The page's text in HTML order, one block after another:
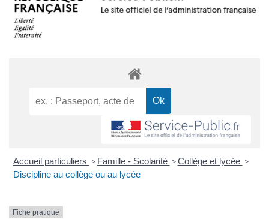
Accueil particuliers > Famille - Scolarité > Collège et lycée >
Discipline au collège ou au lycée
Fiche pratique